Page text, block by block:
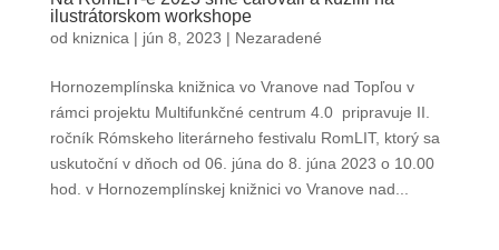
ilustrátorskom workshope
od kniznica | jún 8, 2023 | Nezaradené
Hornozemplínska knižnica vo Vranove nad Topľou v
rámci projektu Multifunkčné centrum 4.0 pripravuje II.
ročník Rómskeho literárneho festivalu RomLIT, ktorý sa
uskutoční v dňoch od 06. júna do 8. júna 2023 o 10.00
hod. v Hornozemplínskej knižnici vo Vranove nad...